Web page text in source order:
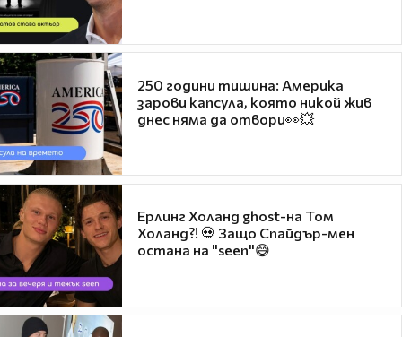
250 години тишина: Америка
зарови капсула, която никой жив
днес няма да отвори👀💥
Ерлинг Холанд ghost-на Том
Холанд?! 💀 Защо Спайдър-мен
остана на "seen"😅